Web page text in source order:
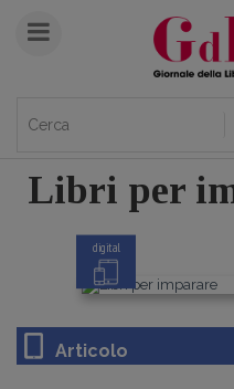
Libri per
digital
Articolo